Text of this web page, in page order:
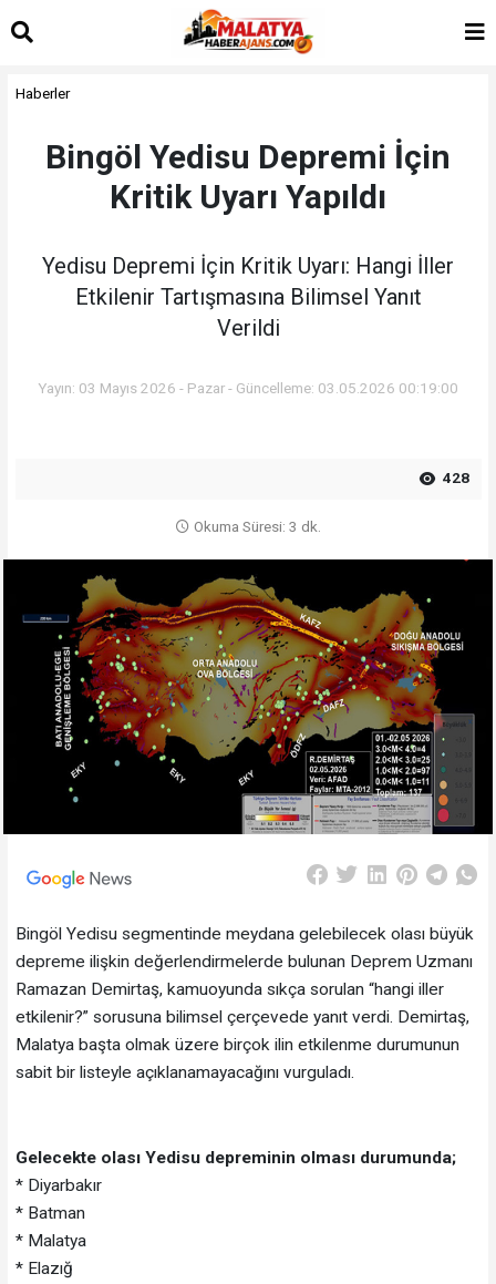
Haberler
Bingöl Yedisu Depremi İçin
Kritik Uyarı Yapıldı
Yedisu Depremi İçin Kritik Uyarı: Hangi İller
Etkilenir Tartışmasına Bilimsel Yanıt
Verildi
Yayın: 03 Mayıs 2026 - Pazar - Güncelleme: 03.05.2026 00:19:00
428
Okuma Süresi: 3 dk.
Bingöl Yedisu segmentinde meydana gelebilecek olası büyük
depreme ilişkin değerlendirmelerde bulunan Deprem Uzmanı
Ramazan Demirtaş, kamuoyunda sıkça sorulan “hangi iller
etkilenir?” sorusuna bilimsel çerçevede yanıt verdi. Demirtaş,
Malatya başta olmak üzere birçok ilin etkilenme durumunun
sabit bir listeyle açıklanamayacağını vurguladı.
Gelecekte olası Yedisu depreminin olması durumunda;
* Diyarbakır
* Batman
* Malatya
* Elazığ